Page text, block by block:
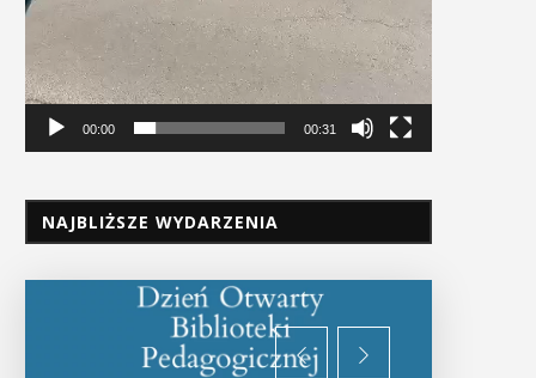
00:00 00:31
NAJBLIŻSZE WYDARZENIA